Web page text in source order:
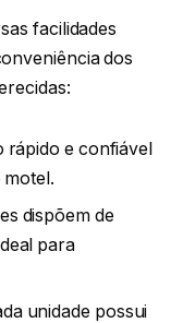
facilidades
dos
rápido e confiável
motel.
dispõem de
para
unidade possui